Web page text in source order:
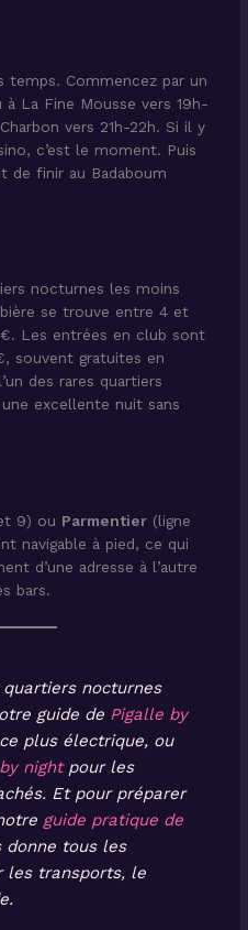
temps. Commencez par un
à La Fine Mousse vers 19h-
vers 21h-22h. Si il y
c’est le moment. Puis
de finir au Badaboum
nocturnes les moins
se trouve entre 4 et
Les entrées en club sont
souvent gratuites en
des rares quartiers
excellente nuit sans
9) ou Parmentier (ligne
navigable à pied, ce qui
d’une adresse à l’autre
bars.
quartiers nocturnes
guide de Pigalle by
plus électrique, ou
nightpour les
Et pour préparer
guide pratique de
donne tous les
les transports, le